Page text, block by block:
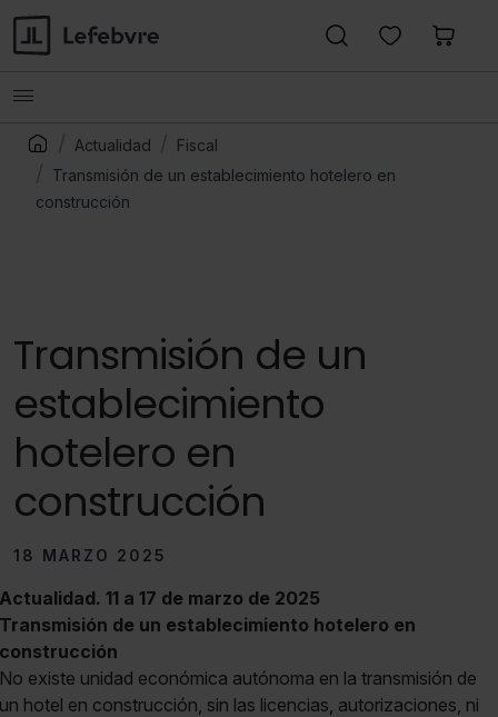
Actualidad
Fiscal
Transmisión de un establecimiento hotelero en
construcción
Transmisión de un
establecimiento
hotelero en
construcción
18 MARZO 2025
Actualidad. 11 a 17 de marzo de 2025
Transmisión de un establecimiento hotelero en
construcción
No existe unidad económica autónoma en la transmisión de
un hotel en construcción, sin las licencias, autorizaciones, ni